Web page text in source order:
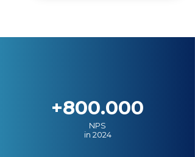
+800.000
NPS
in 2024